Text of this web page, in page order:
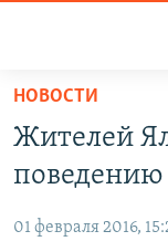
Вернуться
основному
содержанию
КАРТА ВОЕННЫХ
ИСТОРИЯ
НОВОСТИ
Жителей
поведению
01 февраля 2016,